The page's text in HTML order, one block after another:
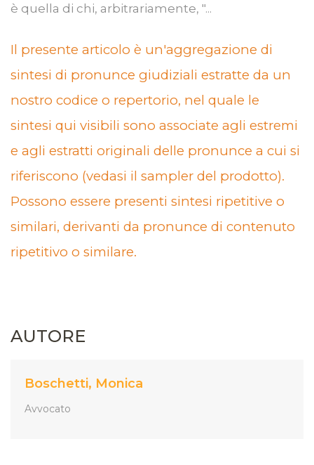
è quella di chi, arbitrariamente, "...
Il presente articolo è un'aggregazione di
sintesi di pronunce giudiziali estratte da un
nostro codice o repertorio, nel quale le
sintesi qui visibili sono associate agli estremi
e agli estratti originali delle pronunce a cui si
riferiscono (vedasi il sampler del prodotto).
Possono essere presenti sintesi ripetitive o
similari, derivanti da pronunce di contenuto
ripetitivo o similare.
AUTORE
Boschetti, Monica
Avvocato